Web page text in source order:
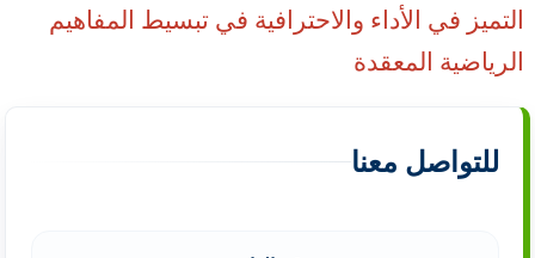
التميز في الأداء والاحترافية في تبسيط المفاهيم
الرياضية المعقدة
للتواصل معنا